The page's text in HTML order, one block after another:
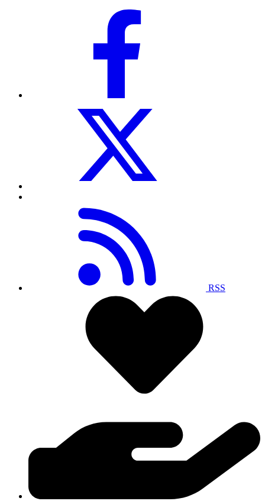
RSS